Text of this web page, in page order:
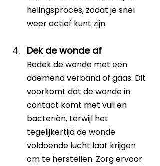
helingsproces, zodat je snel
weer actief kunt zijn.
Dek de wonde af
Bedek de wonde met een
ademend verband of gaas. Dit
voorkomt dat de wonde in
contact komt met vuil en
bacteriën, terwijl het
tegelijkertijd de wonde
voldoende lucht laat krijgen
om te herstellen. Zorg ervoor